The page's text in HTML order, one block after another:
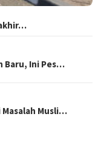
Baru, Ini Pes…
Masalah Musli…